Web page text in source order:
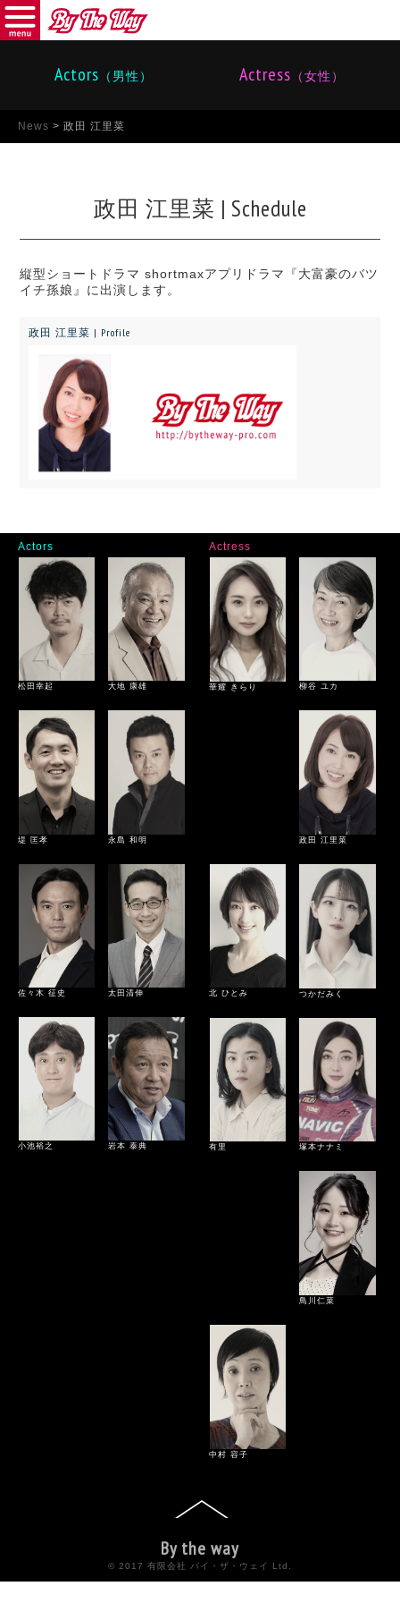
Actors （男性） Actress （女性）
News > 政田 江里菜
政田 江里菜 | Schedule
縦型ショートドラマ shortmaxアプリドラマ『大富豪のバツ
イチ孫娘』に出演します。
政田 江里菜 | Profile
Actors
松田幸起 大地 康雄
堤 匡孝 永島 和明
佐々木 征史 太田清伸
小池裕之 岩本 泰典
Actress
華耀 きらり 柳谷 ユカ
政田 江里菜
北 ひとみ つかだみく
有里 塚本ナナミ
鳥川仁菜
中村 容⼦
By the way
© 2017 有限会社 バイ・ザ・ウェイ Ltd.